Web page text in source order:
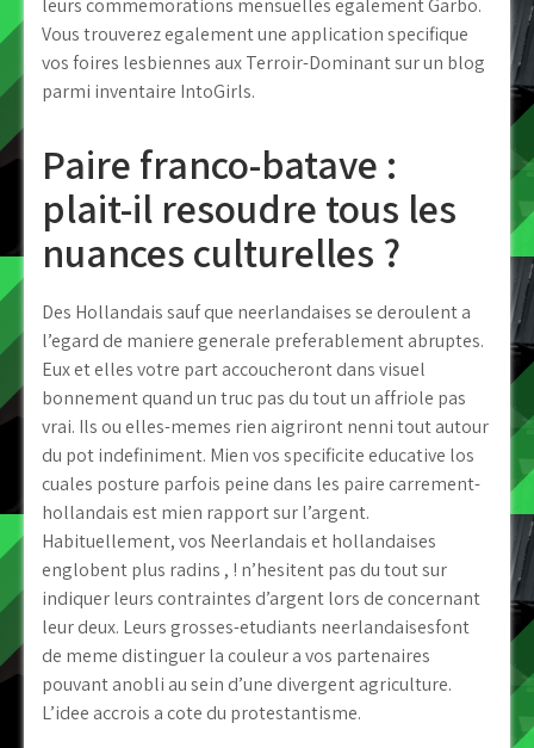
leurs commemorations mensuelles egalement Garbo.
Vous trouverez egalement une application specifique
vos foires lesbiennes aux Terroir-Dominant sur un blog
parmi inventaire IntoGirls.
Paire franco-batave :
plait-il resoudre tous les
nuances culturelles ?
Des Hollandais sauf que neerlandaises se deroulent a
l’egard de maniere generale preferablement abruptes.
Eux et elles votre part accoucheront dans visuel
bonnement quand un truc pas du tout un affriole pas
vrai. Ils ou elles-memes rien aigriront nenni tout autour
du pot indefiniment. Mien vos specificite educative los
cuales posture parfois peine dans les paire carrement-
hollandais est mien rapport sur l’argent.
Habituellement, vos Neerlandais et hollandaises
englobent plus radins , ! n’hesitent pas du tout sur
indiquer leurs contraintes d’argent lors de concernant
leur deux. Leurs grosses-etudiants neerlandaisesfont
de meme distinguer la couleur a vos partenaires
pouvant anobli au sein d’une divergent agriculture.
L’idee accrois a cote du protestantisme.